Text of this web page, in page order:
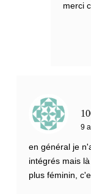
merci
9
en général je
intégrés mais
plus féminin,